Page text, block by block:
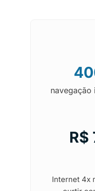
navegação
R$
Internet 4x